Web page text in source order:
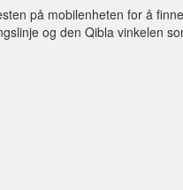
på mobilenheten for å
og den Qibla vinkelen